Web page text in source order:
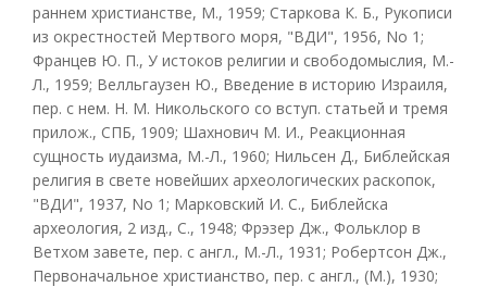
раннем христианстве, М., 1959; Старкова К. Б., Рукописи
из окрестностей Мертвого моря, "ВДИ", 1956, No 1;
Францев Ю. П., У истоков религии и свободомыслия, M.-
Л., 1959; Велльгаузен Ю., Введение в историю Израиля,
пер. с нем. H. M. Никольского со вступ. статьей и тремя
прилож., СПБ, 1909; Шахнович М. И., Реакционная
сущность иудаизма, М.-Л., 1960; Нильсен Д., Библейская
религия в свете новейших археологических раскопок,
"ВДИ", 1937, No 1; Марковский И. С., Библейска
археология, 2 изд., С., 1948; Фрэзер Дж., Фольклор в
Ветхом завете, пер. с англ., М.-Л., 1931; Робертсон Дж.,
Первоначальное христианство, пер. с англ., (M.), 1930;